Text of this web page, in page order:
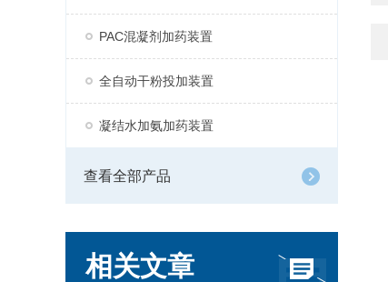
PAC混凝剂加药装置
全自动干粉投加装置
凝结水加氨加药装置
查看全部产品
相关文章